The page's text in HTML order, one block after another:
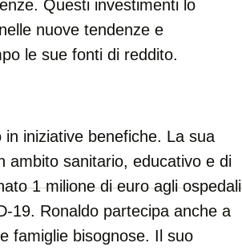
Questi investimenti lo
nuove tendenze e
le sue fonti di reddito.
iniziative benefiche. La sua
ambito sanitario, educativo e di
1 milione di euro agli ospedali
19. Ronaldo partecipa anche a
famiglie bisognose. Il suo